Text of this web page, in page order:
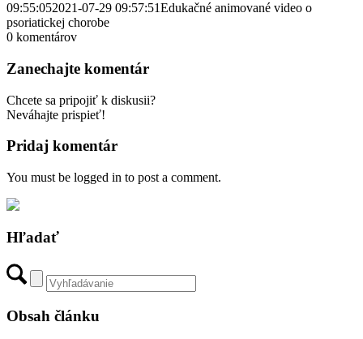
09:55:052021-07-29 09:57:51Edukačné animované video o
psoriatickej chorobe
0 komentárov
Zanechajte komentár
Chcete sa pripojiť k diskusii?
Neváhajte prispieť!
Pridaj komentár
You must be logged in to post a comment.
Hľadať
Obsah článku